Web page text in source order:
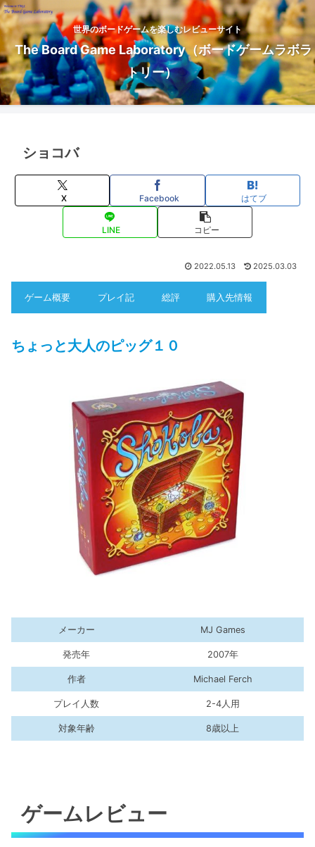
世界のボードゲームを楽しむレビューサイト
The Board Game Laboratory（ボードゲームラボラ
トリー）
ショコバ
X Facebook はてブ
LINE コピー
2022.05.13 2025.03.03
ゲーム概要 プレイ記 総評 購入先情報
ちょっと大人のピッグ１０
メーカー MJ Games
発売年 2007年
作者 Michael Ferch
プレイ人数 2-4人用
対象年齢 8歳以上
ゲームレビュー